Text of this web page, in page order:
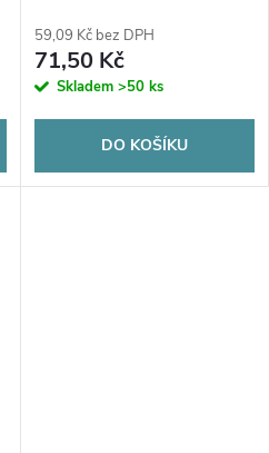
SVORKY 16A 250V
59,09 Kč bez DPH
71,50 Kč
Skladem >50 ks
DO KOŠÍKU